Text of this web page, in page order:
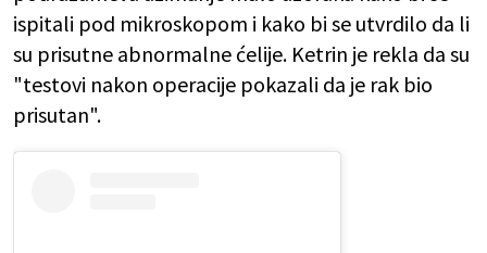
ispitali pod mikroskopom i kako bi se utvrdilo da li
su prisutne abnormalne ćelije. Ketrin je rekla da su
"testovi nakon operacije pokazali da je rak bio
prisutan".